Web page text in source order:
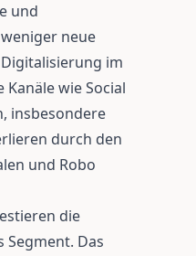
und
neue
im
wie Social
insbesondere
durch den
und Robo
die
Das